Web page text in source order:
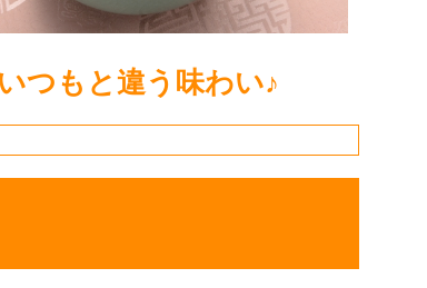
つもと違う味わい♪